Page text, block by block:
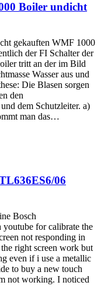
Boiler undicht
gekauften WMF 1000
der FI Schalter der
tritt an der im Bild
Wasser aus und
Die Blasen sorgen
den
dem Schutzleiter. a)
man das…
06
Bosch
for calibrate the
not responding in
right screen work but
even if i use a metallic
to buy a new touch
not working. I noticed